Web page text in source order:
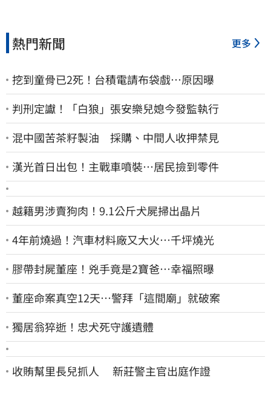
熱門新聞 更多
挖到童骨已2死！台積電請布袋戲…原因曝
判刑定讞！「白狼」張安樂兒媳今發監執行
混中國苦茶籽製油 採購、中間人收押禁見
漢光首日出包！主戰車噴裝…居民撿到零件
越籍男涉賣狗肉！9.1公斤犬屍掃出晶片
4年前燒過！汽車材料廠又大火…千坪燒光
膠帶封屍董座！兇手竟是2寶爸…幸福照曝
董座命案真空12天…警拜「這間廟」就破案
獨居翁猝逝！忠犬死守護遺體
收賄幫里長兒抓人 新莊警主官出庭作證